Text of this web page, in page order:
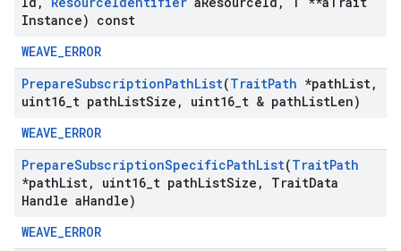
Instance) const
WEAVE_ERROR
PrepareSubscriptionPathList(TraitPath *pathList,
uint16 t pathListSize , uint16 t & pathListLen)
WEAVE_ERROR
PrepareSubscriptionSpecificPathList(TraitPath
*pathList, uint16 t pathListSize , TraitData
Handle aHandle)
WEAVE_ERROR